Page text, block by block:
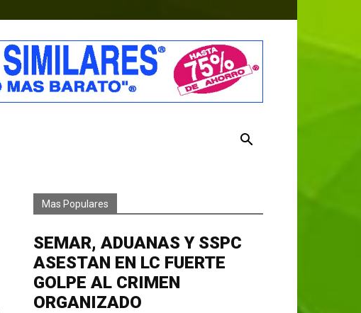
Mas Populares
SEMAR, ADUANAS Y SSPC
ASESTAN EN LC FUERTE
GOLPE AL CRIMEN
ORGANIZADO